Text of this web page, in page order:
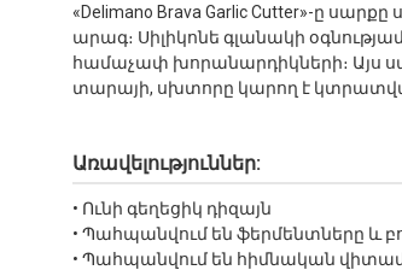
«Delimano Brava Garlic Cutter»-ը
արագ։ Սիլիկոնե գլանակի
համաչափ խորանարդիկների։ Այս
տարայի, սխտորը կարող է
Առավելություններ:
• Ունի գեղեցիկ դիզայն
• Պահպանվում են ֆերմենտները և
• Պահպանվում են հիմնական